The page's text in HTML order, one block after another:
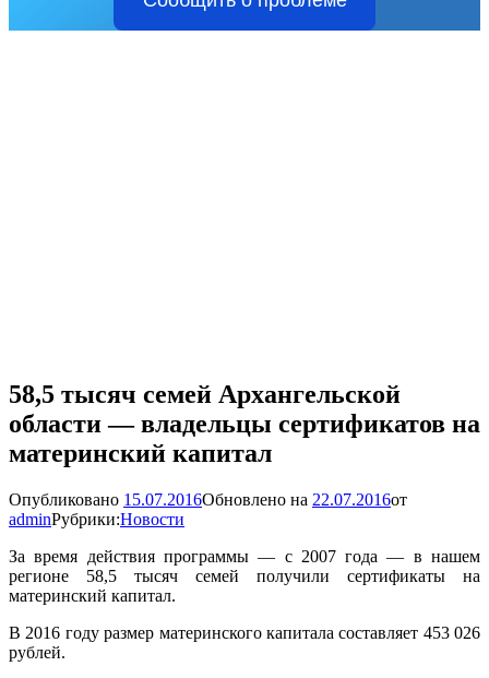
58,5 тысяч семей Архангельской
области — владельцы сертификатов на
материнский капитал
Опубликовано 15.07.2016Обновлено на 22.07.2016от
adminРубрики:Новости
За время действия программы — с 2007 года — в нашем
регионе 58,5 тысяч семей получили сертификаты на
материнский капитал.
В 2016 году размер материнского капитала составляет 453 026
рублей.